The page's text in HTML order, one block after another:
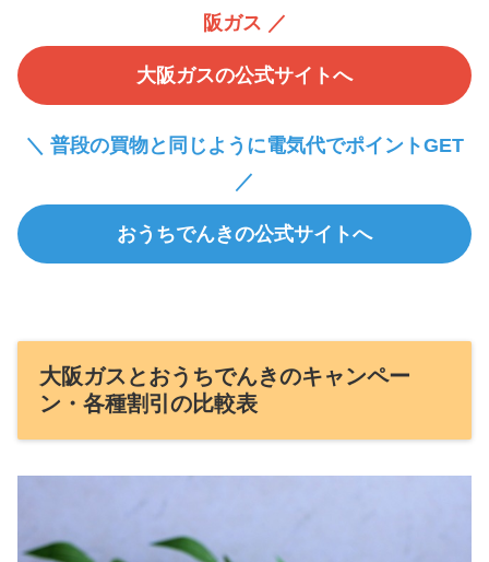
阪ガス ／
大阪ガスの公式サイトへ
＼ 普段の買物と同じように電気代でポイントGET
／
おうちでんきの公式サイトへ
大阪ガスとおうちでんきのキャンペー
ン・各種割引の比較表